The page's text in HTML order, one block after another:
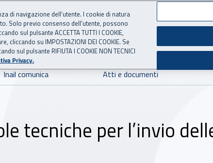
l'Assicurazione
Inail comunica Atti e documenti
tecniche per l’invio
di navigazione dell’utente. I cookie di natura
Solo previo consenso dell’utente, possono
sul pulsante ACCETTA TUTTI I COOKIE,
su IMPOSTAZIONI DEI COOKIE. Se
sul pulsante RIFIUTA I COOKIE NON TECNICI
Privacy.